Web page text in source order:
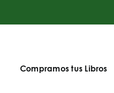
Compramos tus Libros